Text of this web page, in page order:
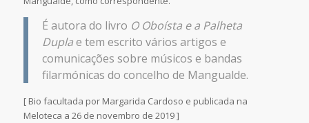
É autora do livro O Oboísta e a Palheta
Duplae tem escrito vários artigos e
comunicações sobre músicos e bandas
filarmónicas do concelho de Mangualde.
[ Bio facultada por Margarida Cardoso e publicada na
Meloteca a 26 de novembro de 2019 ]